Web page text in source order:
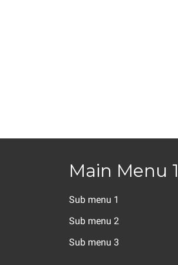
Main Menu 1
Sub menu 1
Sub menu 2
Sub menu 3